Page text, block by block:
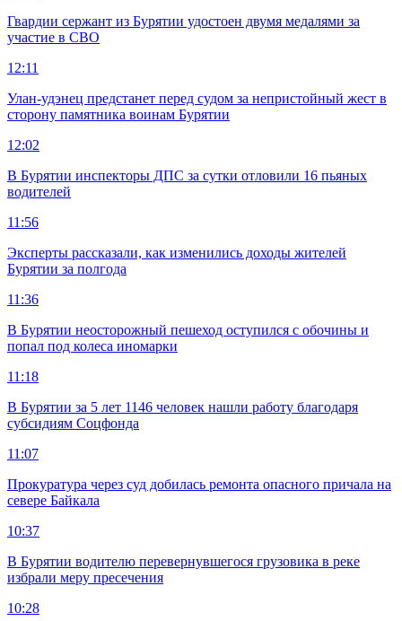
Гвардии сержант из Бурятии удостоен двумя медалями за
участие в СВО
12:11
Улан-удэнец предстанет перед судом за непристойный жест в
сторону памятника воинам Бурятии
12:02
В Бурятии инспекторы ДПС за сутки отловили 16 пьяных
водителей
11:56
Эксперты рассказали, как изменились доходы жителей
Бурятии за полгода
11:36
В Бурятии неосторожный пешеход оступился с обочины и
попал под колеса иномарки
11:18
В Бурятии за 5 лет 1146 человек нашли работу благодаря
субсидиям Соцфонда
11:07
Прокуратура через суд добилась ремонта опасного причала на
севере Байкала
10:37
В Бурятии водителю перевернувшегося грузовика в реке
избрали меру пресечения
10:28